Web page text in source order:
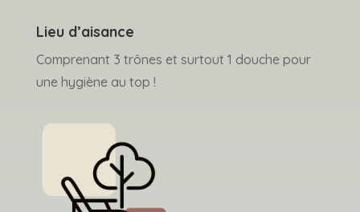
Lieu d’aisance
Comprenant 3 trônes et surtout 1 douche pour
une hygiène au top !